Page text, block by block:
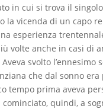
in cui si trova il
la vicenda di un capo
esperienza
volte anche in casi di
svolto l’ennesimo
che dal sonno era
tempo prima aveva
cominciato, quindi, a